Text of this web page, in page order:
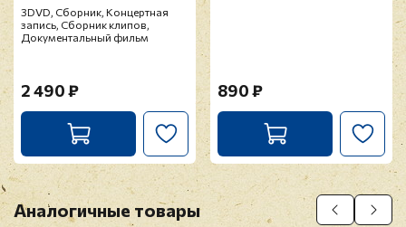
3DVD, Сборник, Концертная
запись, Сборник клипов,
Документальный фильм
2 490 ₽ 890 ₽
Аналогичные товары